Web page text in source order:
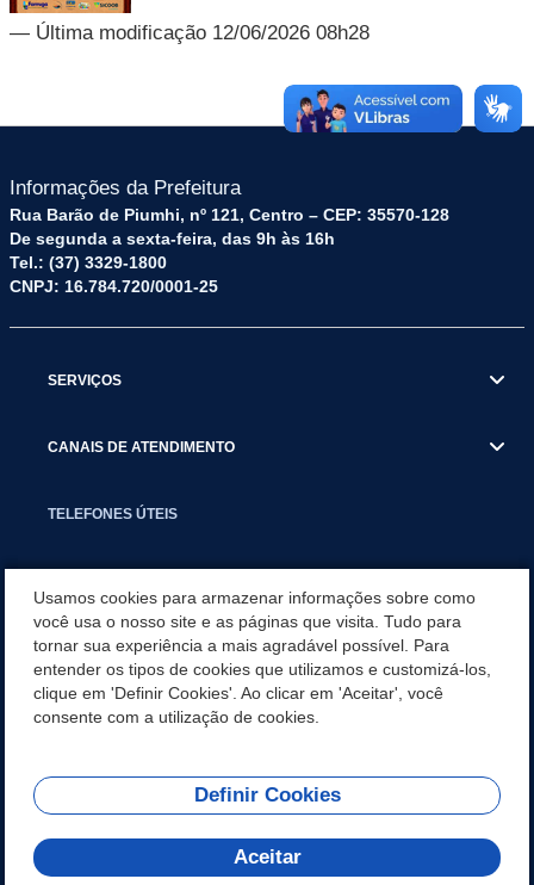
— Última modificação 12/06/2026 08h28
Informações da Prefeitura
Rua Barão de Piumhi, nº 121, Centro – CEP: 35570-128
De segunda a sexta-feira, das 9h às 16h
Tel.: (37) 3329-1800
CNPJ: 16.784.720/0001-25
SERVIÇOS
CANAIS DE ATENDIMENTO
TELEFONES ÚTEIS
NOTÍCIAS
APLICATIVO
REDES SOCIAIS
Usamos cookies para armazenar informações sobre como
você usa o nosso site e as páginas que visita. Tudo para
tornar sua experiência a mais agradável possível. Para
entender os tipos de cookies que utilizamos e customizá-los,
clique em 'Definir Cookies'. Ao clicar em 'Aceitar', você
consente com a utilização de cookies.
Definir Cookies
Aceitar